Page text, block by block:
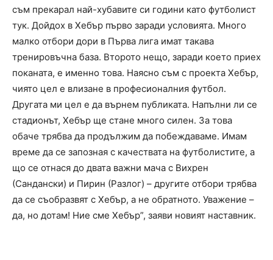
съм прекарал най-хубавите си години като футболист
тук. Дойдох в Хебър първо заради условията. Много
малко отбори дори в Първа лига имат такава
тренировъчна база. Второто нещо, заради което приех
поканата, е именно това. Наясно съм с проекта Хебър,
чиято цел е влизане в професионалния футбол.
Другата ми цел е да върнем публиката. Напълни ли се
стадионът, Хебър ще стане много силен. За това
обаче трябва да продължим да побеждаваме. Имам
време да се запозная с качествата на футболистите, а
що се отнася до двата важни мача с Вихрен
(Сандански) и Пирин (Разлог) – другите отбори трябва
да се съобразвят с Хебър, а не обратното. Уважение –
да, но дотам! Ние сме Хебър”, заяви новият наставник.